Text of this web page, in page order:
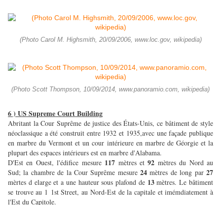
(Photo Carol M. Highsmith, 20/09/2006, www.loc.gov, wikipedia)
(Photo Scott Thompson, 10/09/2014, www.panoramio.com, wikipedia)
6 ) US Supreme Court Building
Abritant la Cour Suprême de justice des États-Unis, ce bâtiment de style
néoclassique a été construit entre 1932 et 1935,avec une façade publique
en marbre du Vermont et un cour intérieure en marbre de Géorgie et la
plupart des espaces intérieurs est en marbre d'Alabama.
D'Est en Ouest, l'édifice mesure 117 mètres et92 mètres du Nord au
Sud; la chambre de la Cour Suprême mesure24 mètres de long par27
mèrtes d elarge et a une hauteur sous plafond de 13mètres. Le bâtiment
se trouve au 1 1st Street, au Nord-Est de la capitale et imémdiatement à
l'Est du Capitole.